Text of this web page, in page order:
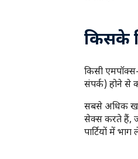
किसके
किसी
संपर्क) होने से
सबसे अधिक
सेक्स करते हैं,
पार्टियों में